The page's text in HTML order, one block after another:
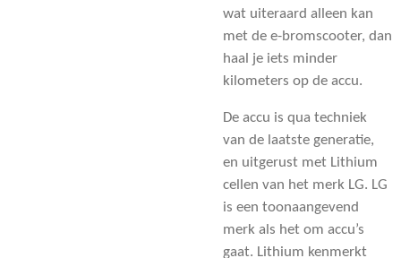
wat uiteraard alleen kan
met de e-bromscooter, dan
haal je iets minder
kilometers op de accu.
De accu is qua techniek
van de laatste generatie,
en uitgerust met Lithium
cellen van het merk LG. LG
is een toonaangevend
merk als het om accu’s
gaat. Lithium kenmerkt